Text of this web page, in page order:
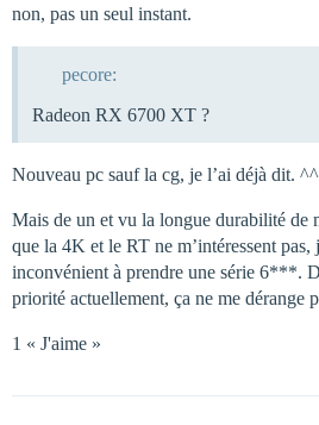
non, pas un seul instant.
pecore:
Radeon RX 6700 XT ?
Nouveau pc sauf la cg, je l’ai déjà dit. ^^
Mais de un et vu la longue durabilité de
que la 4K et le RT ne m’intéressent pas,
inconvénient à prendre une série 6***.
priorité actuellement, ça ne me dérange
1 « J'aime »